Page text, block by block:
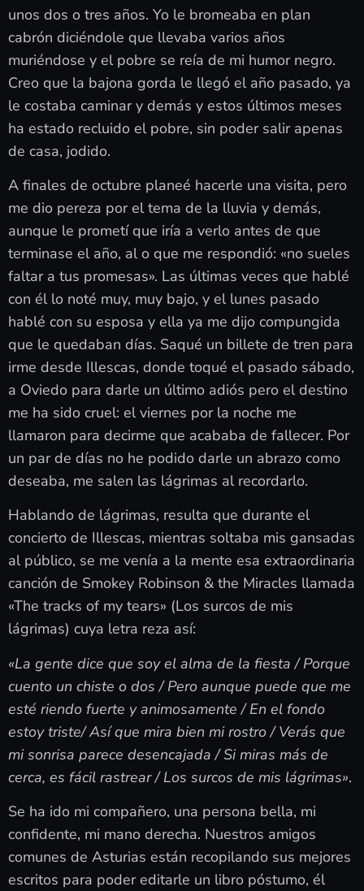
unos dos o tres años. Yo le bromeaba en plan
cabrón diciéndole que llevaba varios años
muriéndose y el pobre se reía de mi humor negro.
Creo que la bajona gorda le llegó el año pasado, ya
le costaba caminar y demás y estos últimos meses
ha estado recluido el pobre, sin poder salir apenas
de casa, jodido.
A finales de octubre planeé hacerle una visita, pero
me dio pereza por el tema de la lluvia y demás,
aunque le prometí que iría a verlo antes de que
terminase el año, al o que me respondió: «no sueles
faltar a tus promesas». Las últimas veces que hablé
con él lo noté muy, muy bajo, y el lunes pasado
hablé con su esposa y ella ya me dijo compungida
que le quedaban días. Saqué un billete de tren para
irme desde Illescas, donde toqué el pasado sábado,
a Oviedo para darle un último adiós pero el destino
me ha sido cruel: el viernes por la noche me
llamaron para decirme que acababa de fallecer. Por
un par de días no he podido darle un abrazo como
deseaba, me salen las lágrimas al recordarlo.
Hablando de lágrimas, resulta que durante el
concierto de Illescas, mientras soltaba mis gansadas
al público, se me venía a la mente esa extraordinaria
canción de Smokey Robinson & the Miracles llamada
«The tracks of my tears» (Los surcos de mis
lágrimas) cuya letra reza así:
«La gente dice que soy el alma de la fiesta / Porque
cuento un chiste o dos / Pero aunque puede que me
esté riendo fuerte y animosamente / En el fondo
estoy triste/ Así que mira bien mi rostro / Verás que
mi sonrisa parece desencajada / Si miras más de
cerca, es fácil rastrear / Los surcos de mis lágrimas».
Se ha ido mi compañero, una persona bella, mi
confidente, mi mano derecha. Nuestros amigos
comunes de Asturias están recopilando sus mejores
escritos para poder editarle un libro póstumo, él